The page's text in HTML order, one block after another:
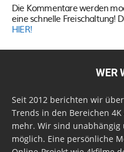
Die Kommentare werden
eine schnelle Freischaltung!
HIER!
WER
Seit 2012 berichten wir
Trends in den Bereichen
mehr. Wir sind
möglich. Eine persönliche